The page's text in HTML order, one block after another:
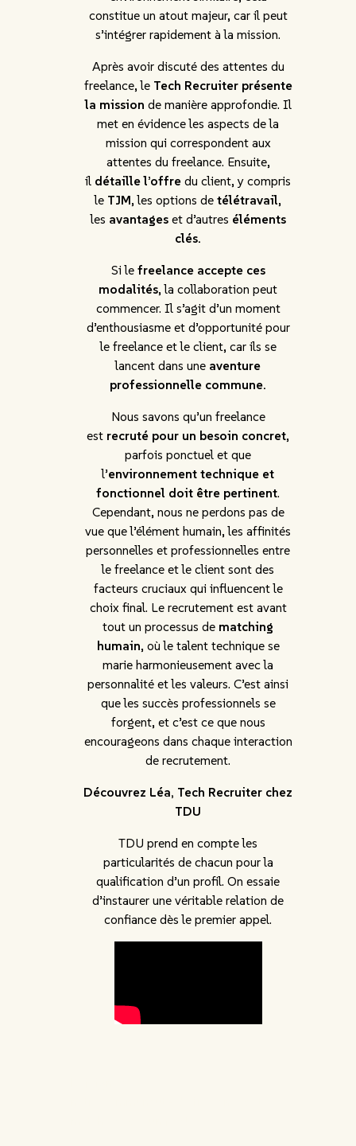
constitue un atout majeur, car il peut
s’intégrer rapidement à la mission.
Après avoir discuté des attentes du
freelance, le Tech Recruiter présente
la mission de manière approfondie. Il
met en évidence les aspects de la
mission qui correspondent aux
attentes du freelance. Ensuite,
il détaille l’offre du client, y compris
le TJM, les options de télétravail,
les avantageset d’autres éléments
clés.
Si le freelance accepte ces
modalités, la collaboration peut
commencer. Il s’agit d’un moment
d’enthousiasme et d’opportunité pour
le freelance et le client, car ils se
lancent dans une aventure
professionnelle commune.
Nous savons qu’un freelance
est recruté pour un besoin concret,
parfois ponctuel et que
l’environnement technique et
fonctionnel doit être pertinent.
Cependant, nous ne perdons pas de
vue que l’élément humain, les affinités
personnelles et professionnelles entre
le freelance et le client sont des
facteurs cruciaux qui influencent le
choix final. Le recrutement est avant
tout un processus de matching
humain, où le talent technique se
marie harmonieusement avec la
personnalité et les valeurs. C’est ainsi
que les succès professionnels se
forgent, et c’est ce que nous
encourageons dans chaque interaction
de recrutement.
Découvrez Léa, Tech Recruiter chez
TDU
TDU prend en compte les
particularités de chacun pour la
qualification d’un profil. On essaie
d’instaurer une véritable relation de
confiance dès le premier appel.